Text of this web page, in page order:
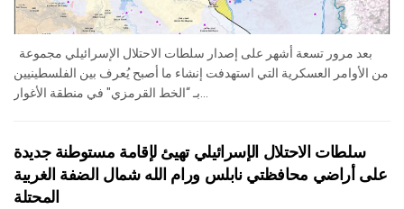
من الأوامر العسكرية التي استهدفت إنشاء ما أصبح يُعرف بين الفلسطينيين
بـ “الخط القرمزي" في منطقة الأغوار...
سلطات الاحتلال الإسرائيلي تهيئ لإقامة مستوطنة جديدة
على أراضي محافظتي نابلس ورام الله شمال الضفة الغربية
المحتلة